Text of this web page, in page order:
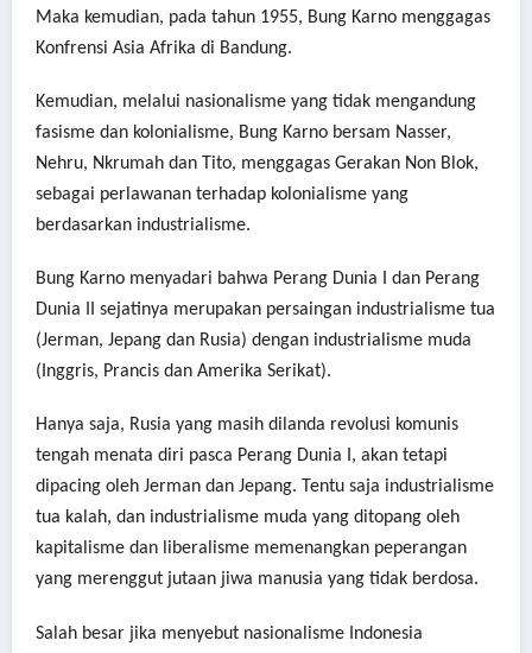
Maka kemudian, pada tahun 1955, Bung Karno menggagas
Konfrensi Asia Afrika di Bandung.
Kemudian, melalui nasionalisme yang tidak mengandung
fasisme dan kolonialisme, Bung Karno bersam Nasser,
Nehru, Nkrumah dan Tito, menggagas Gerakan Non Blok,
sebagai perlawanan terhadap kolonialisme yang
berdasarkan industrialisme.
Bung Karno menyadari bahwa Perang Dunia I dan Perang
Dunia II sejatinya merupakan persaingan industrialisme tua
(Jerman, Jepang dan Rusia) dengan industrialisme muda
(Inggris, Prancis dan Amerika Serikat).
Hanya saja, Rusia yang masih dilanda revolusi komunis
tengah menata diri pasca Perang Dunia I, akan tetapi
dipacing oleh Jerman dan Jepang. Tentu saja industrialisme
tua kalah, dan industrialisme muda yang ditopang oleh
kapitalisme dan liberalisme memenangkan peperangan
yang merenggut jutaan jiwa manusia yang tidak berdosa.
Salah besar jika menyebut nasionalisme Indonesia